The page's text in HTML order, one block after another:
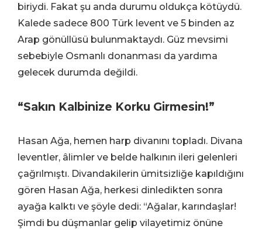
biriydi. Fakat şu anda durumu oldukça kötüydü.
Kalede sadece 800 Türk levent ve 5 binden az
Arap gönüllüsü bulunmaktaydı. Güz mevsimi
sebebiyle Osmanlı donanması da yardıma
gelecek durumda değildi.
“Sakın Kalbinize Korku Girmesin!”
Hasan Ağa, hemen harp divanını topladı. Divana
leventler, âlimler ve belde halkının ileri gelenleri
çağrılmıştı. Divandakilerin ümitsizliğe kapıldığını
gören Hasan Ağa, herkesi dinledikten sonra
ayağa kalktı ve şöyle dedi: “Ağalar, karındaşlar!
Şimdi bu düşmanlar gelip vilayetimiz önüne